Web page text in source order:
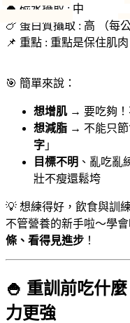
🍚 碳水攝取 : 中
🍗 蛋白質攝取 : 高
（每
📌 重點 : 重點是保住肌
🎯 簡單來說：
想增肌 → 要吃夠！
想減脂 → 不能只節
字 」
目標不明 、亂吃
壯不瘦還鬆垮
💡 想練得好，飲食與訓
不管營養的新手啦～學
條、看得見進步 ！
🍚 重訓前吃什
力更強